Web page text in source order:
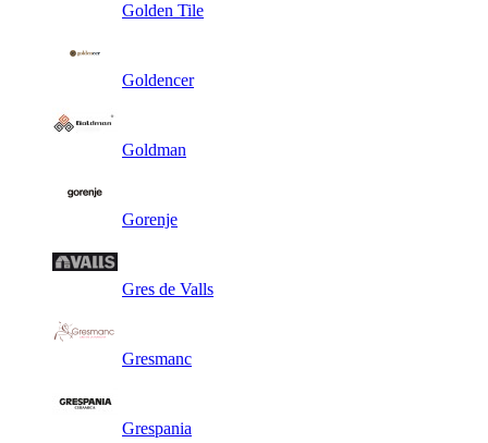
Golden Tile
Goldencer
Goldman
Gorenje
Gres de Valls
Gresmanc
Grespania